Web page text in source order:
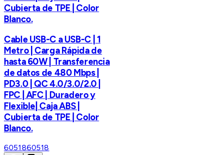
Cubierta de TPE | Color
Blanco.
Cable USB-C a USB-C | 1
Metro | Carga Rápida de
hasta 60W | Transferencia
de datos de 480 Mbps |
PD3.0 | QC 4.0/3.0/2.0 |
FPC | AFC | Duradero y
Flexible| Caja ABS |
Cubierta de TPE | Color
Blanco.
6051860518